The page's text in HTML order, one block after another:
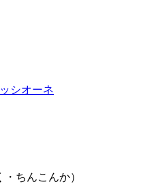
シオーネ
ちんこんか）